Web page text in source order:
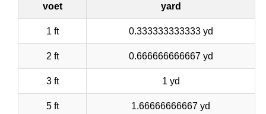
voet yard
1 ft 0.333333333333 yd
2 ft 0.666666666667 yd
3 ft 1 yd
5 ft 1.66666666667 yd